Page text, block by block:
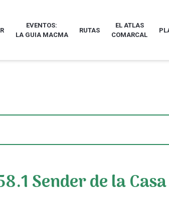
EVENTOS:
LA GUIA MACMA
RUTAS
EL ATLAS
COMARCAL
Sender de la